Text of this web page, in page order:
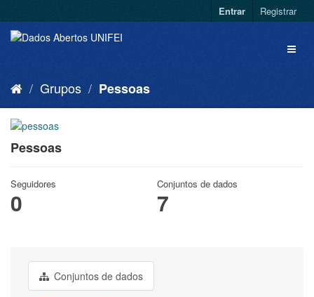
Entrar Registrar
Grupos Pessoas
Pessoas
Seguidores
0
Conjuntos de dados
7
Conjuntos de dados